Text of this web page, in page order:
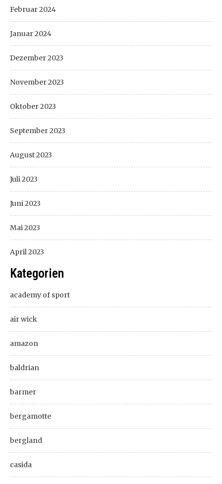
Februar 2024
Januar 2024
Dezember 2023
November 2023
Oktober 2023
September 2023
August 2023
Juli 2023
Juni 2023
Mai 2023
April 2023
Kategorien
academy of sport
air wick
amazon
baldrian
barmer
bergamotte
bergland
casida